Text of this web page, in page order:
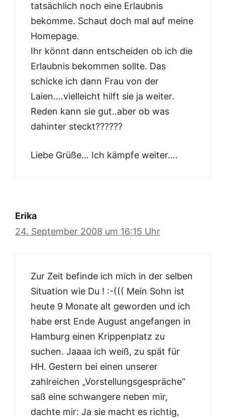
tatsächlich noch eine Erlaubnis
bekomme. Schaut doch mal auf meine
Homepage.
Ihr könnt dann entscheiden ob ich die
Erlaubnis bekommen sollte. Das
schicke ich dann Frau von der
Laien….vielleicht hilft sie ja weiter.
Reden kann sie gut..aber ob was
dahinter steckt??????
Liebe Grüße… Ich kämpfe weiter….
Erika
24. September 2008 um 16:15 Uhr
Zur Zeit befinde ich mich in der selben
Situation wie Du ! :-((( Mein Sohn ist
heute 9 Monate alt geworden und ich
habe erst Ende August angefangen in
Hamburg einen Krippenplatz zu
suchen. Jaaaa ich weiß, zu spät für
HH. Gestern bei einen unserer
zahlreichen „Vorstellungsgespräche“
saß eine schwangere neben mir,
dachte mir: Ja sie macht es richtig,